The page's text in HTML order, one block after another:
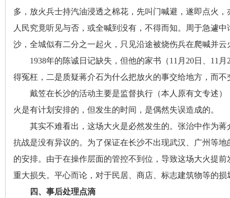
多 ， 放火兵士持汽油浸透之棉花，先叫门喊避 ， 遂即点火，
人民究竟听见与否 ， 或全喊到没有，不得而知。
周于急遽中
沙，全城似有二分之一起火 ， 只见沿途被烧伤兵在爬喊并
1938年的陈诚日记缺失 ， 但他的家书（11月20日、11
得冤枉 ， 二是质疑蒋介石为什么把放火的事交给地方，而不
戴笠在长沙的活动主要是监督执行（本人原有文专述）
火是有计划安排的 ， 但发生的时间，是偶然失误造成的。
其实不难看出 ， 这场大火是必然发生的。张治中作为蒋
抗战是没有异议的。 为了保证在长沙不出现武汉、广州等
的安排。 由于在操作层面的管控不到位，导致这场大火提前
重大损失。平心而论 ， 对于民居、商店、标志建筑物等的损
四、事后处理点滴